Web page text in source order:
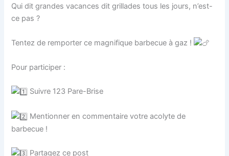
Qui dit grandes vacances dit grillades tous les jours, n’est-
ce pas ?
Tentez de remporter ce magnifique barbecue à gaz !
Pour participer :
Suivre 123 Pare-Brise
Mentionner en commentaire votre acolyte de
barbecue !
Partagez ce post